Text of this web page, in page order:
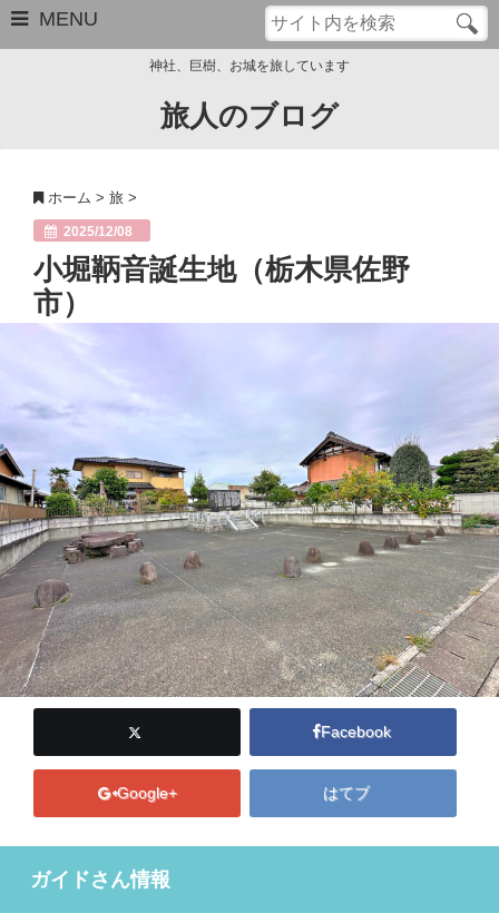
MENU
サイトマップ
管理人のプロフィール
神社、巨樹、お城を旅しています
旅人のブログ
ホーム > 旅 >
2025/12/08
小堀鞆音誕生地（栃木県佐野
市）
Facebook
Google+ はてブ
ガイドさん情報